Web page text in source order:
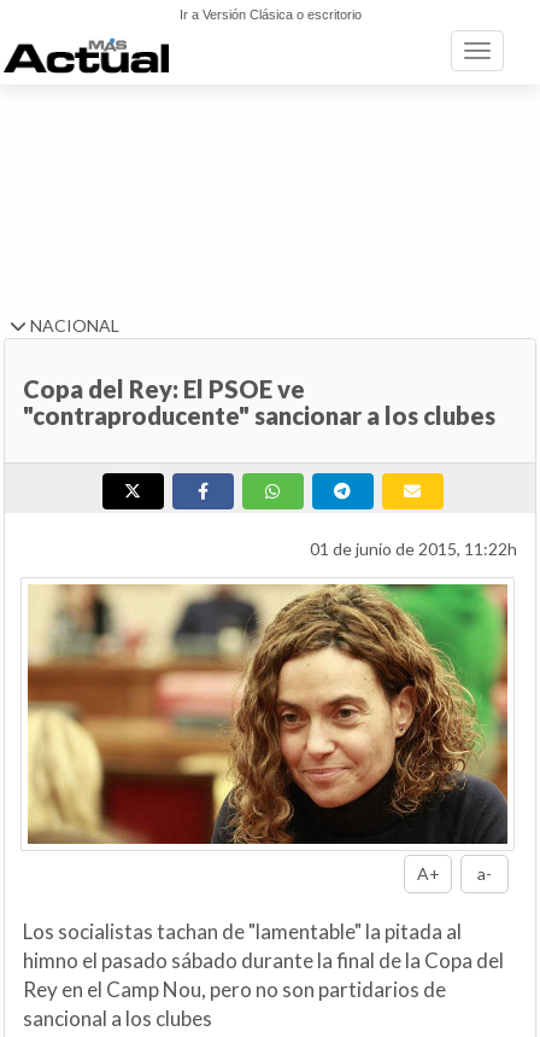
Ir a Versión Clásica o escritorio
Toggle
NACIONAL
Copa del Rey: El PSOE ve
"contraproducente" sancionar a los clubes
01 de junio de 2015, 11:22h
A+ a-
Los socialistas tachan de "lamentable" la pitada al
himno el pasado sábado durante la final de la Copa del
Rey en el Camp Nou, pero no son partidarios de
sancional a los clubes